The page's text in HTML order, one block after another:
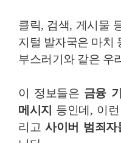
클릭, 검색, 게시물
지털 발자국은 마치
부스러기와 같은 우
이 정보들은 금융
메시지
등인데, 이
리고사이버 범죄자